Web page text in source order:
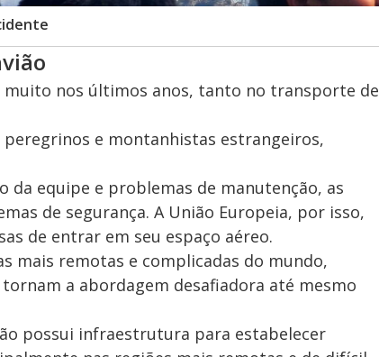
nos últimos anos, tanto no transporte de
e montanhistas estrangeiros,
equipe e problemas de manutenção, as
de segurança. A União Europeia, por isso,
de entrar em seu espaço aéreo.
mais remotas e complicadas do mundo,
a abordagem desafiadora até mesmo
possui infraestrutura para estabelecer